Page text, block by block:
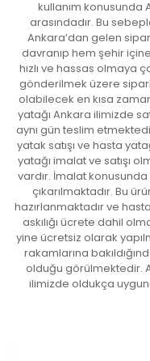
kullanım konusunda
arasındadır. Bu
Ankara’dan gelen
davranıp hem şehir
hızlı ve hassas olmaya
gönderilmek üzere
olabilecek en kısa
yatağı Ankara ilimizde
aynı gün teslim
yatak satışı ve hasta
yatağı imalat ve satışı
vardır. İmalat
çıkarılmaktadır. Bu
hazırlanmaktadır ve
askılığı ücrete dahil
yine ücretsiz olarak
rakamlarına
olduğu görülmektedir.
ilimizde oldukça